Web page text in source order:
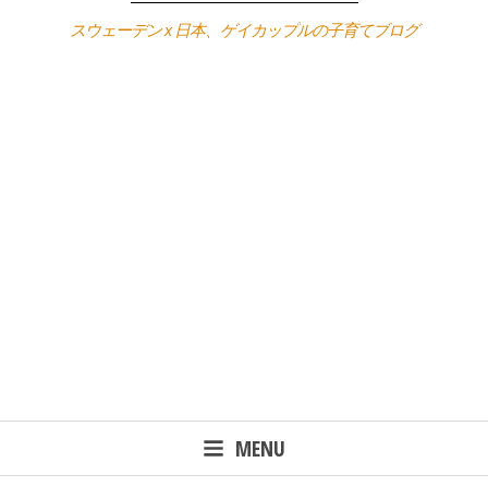
スウェーデン x 日本、ゲイカップルの子育てブログ
MENU